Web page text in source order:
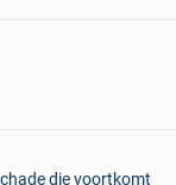
die voortkomt